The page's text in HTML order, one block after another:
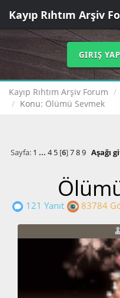
Kayıp Rıhtım Arşiv
GIRIŞ YAP
Kayıp Rıhtım Arşiv Forum
Konu: Ölümü Sevmek
Sayfa: 1 ... 4 5[6]7 8 9 Aşağı
121 Yanıt 83784